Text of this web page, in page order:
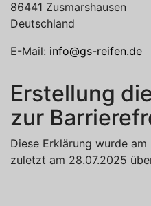
86441 Zusmarshausen
Deutschland
E-Mail: info@gs-reifen.de
Erstellung
zur
Diese Erklärung wurde
zuletzt am 28.07.2025